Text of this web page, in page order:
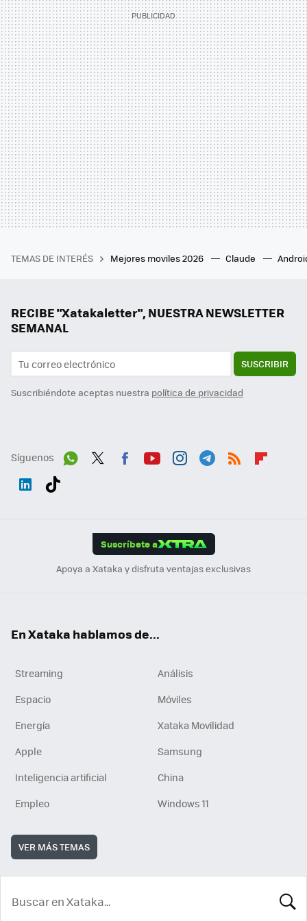
TEMAS DE INTERÉS Mejores moviles 2026 Claude
RECIBE "Xatakaletter", NUESTRA NEWSLETTER
SEMANAL
SUSCRIBIR
Suscribiéndote aceptas nuestra política de privacidad
Síguenos
Suscríbete a
Apoya a Xataka y disfruta ventajas exclusivas
En Xataka hablamos de...
Streaming
Análisis
Espacio
Móviles
Energía
Xataka Movilidad
Apple
Samsung
Inteligencia artificial
China
Empleo
Windows 11
VER MÁS TEMAS